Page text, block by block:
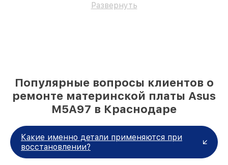
Развернуть
Популярные вопросы клиентов о
ремонте материнской платы Asus
M5A97 в Краснодаре
Какие именно детали применяются при
восстановлении?